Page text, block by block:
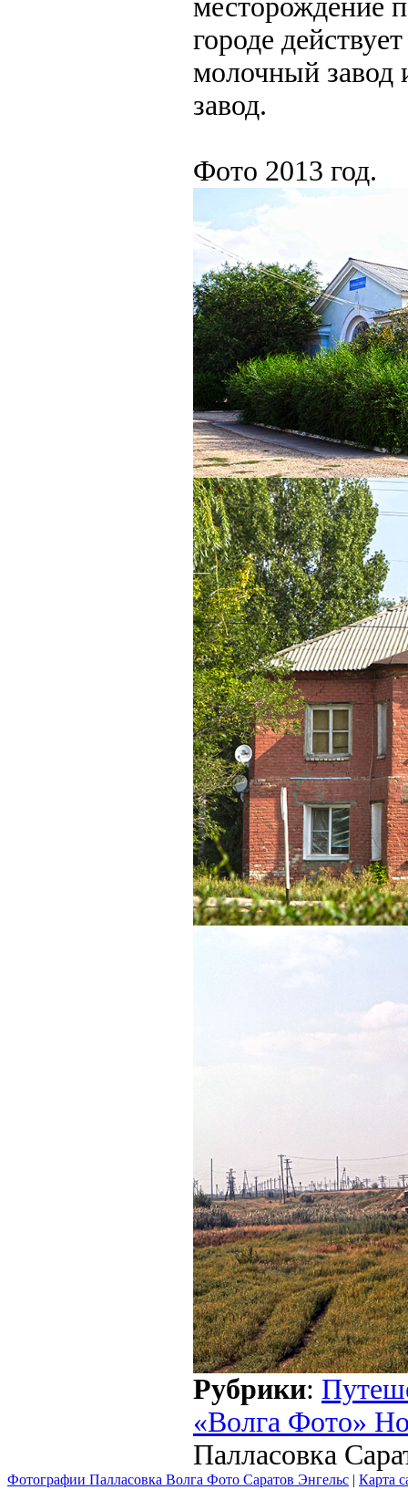
месторождение
городе
молочный завод
завод.
Фото 2013 год.
Рубрики:
«Волга Фото»
Палласовка
Фотографии Палласовка Волга Фото Саратов Энгельс | Карта